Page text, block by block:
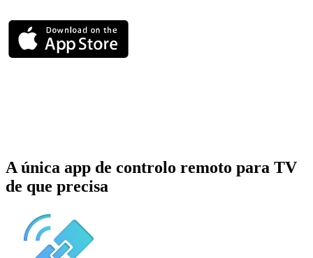
A única app de controlo remoto para TV
de que precisa